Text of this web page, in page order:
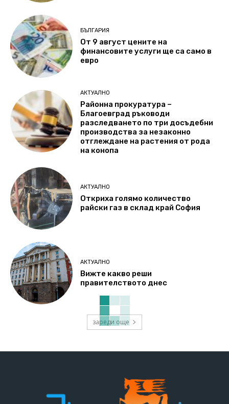
БЪЛГАРИЯ
От 9 август цените на
финансовите услуги ще са само в
евро
АКТУАЛНО
Районна прокуратура –
Благоевград ръководи
разследването по три досъдебни
производства за незаконно
отглеждане на растения от рода
на конопа
АКТУАЛНО
Откриха голямо количество
райски газ в склад край София
АКТУАЛНО
Вижте какво реши
правителството днес
зареди още